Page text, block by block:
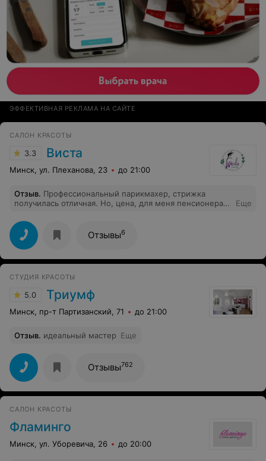
ЭФФЕКТИВНАЯ РЕКЛАМА НА САЙТЕ
САЛОН КРАСОТЫ
3.3 Виста
Минск, ул. Плеханова, 23 до 21:00
Отзыв. Профессиональный парикмахер, стрижка
получилась отличная. Но, цена, для меня пенсионера,
Еще
Отзывы6
СТУДИЯ КРАСОТЫ
5.0 Триумф
Минск, пр-т Партизанский, 71 до 21:00
Отзыв. идеальный мастер Еще
Отзывы762
САЛОН КРАСОТЫ
Фламинго
Минск, ул. Уборевича, 26 до 20:00